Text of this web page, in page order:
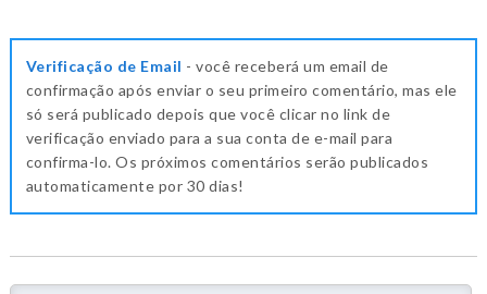
Verificação de Email - você receberá um email de
confirmação após enviar o seu primeiro comentário, mas ele
só será publicado depois que você clicar no link de
verificação enviado para a sua conta de e-mail para
confirma-lo. Os próximos comentários serão publicados
automaticamente por 30 dias!